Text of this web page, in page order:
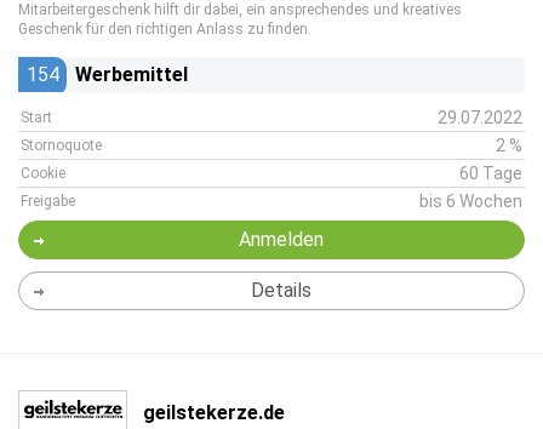
Mitarbeitergeschenk hilft dir dabei, ein ansprechendes und kreatives
Geschenk für den richtigen Anlass zu finden.
154 Werbemittel
Start 29.07.2022
Stornoquote 2 %
Cookie 60 Tage
Freigabe bis 6 Wochen
Anmelden
Details
geilstekerze.de